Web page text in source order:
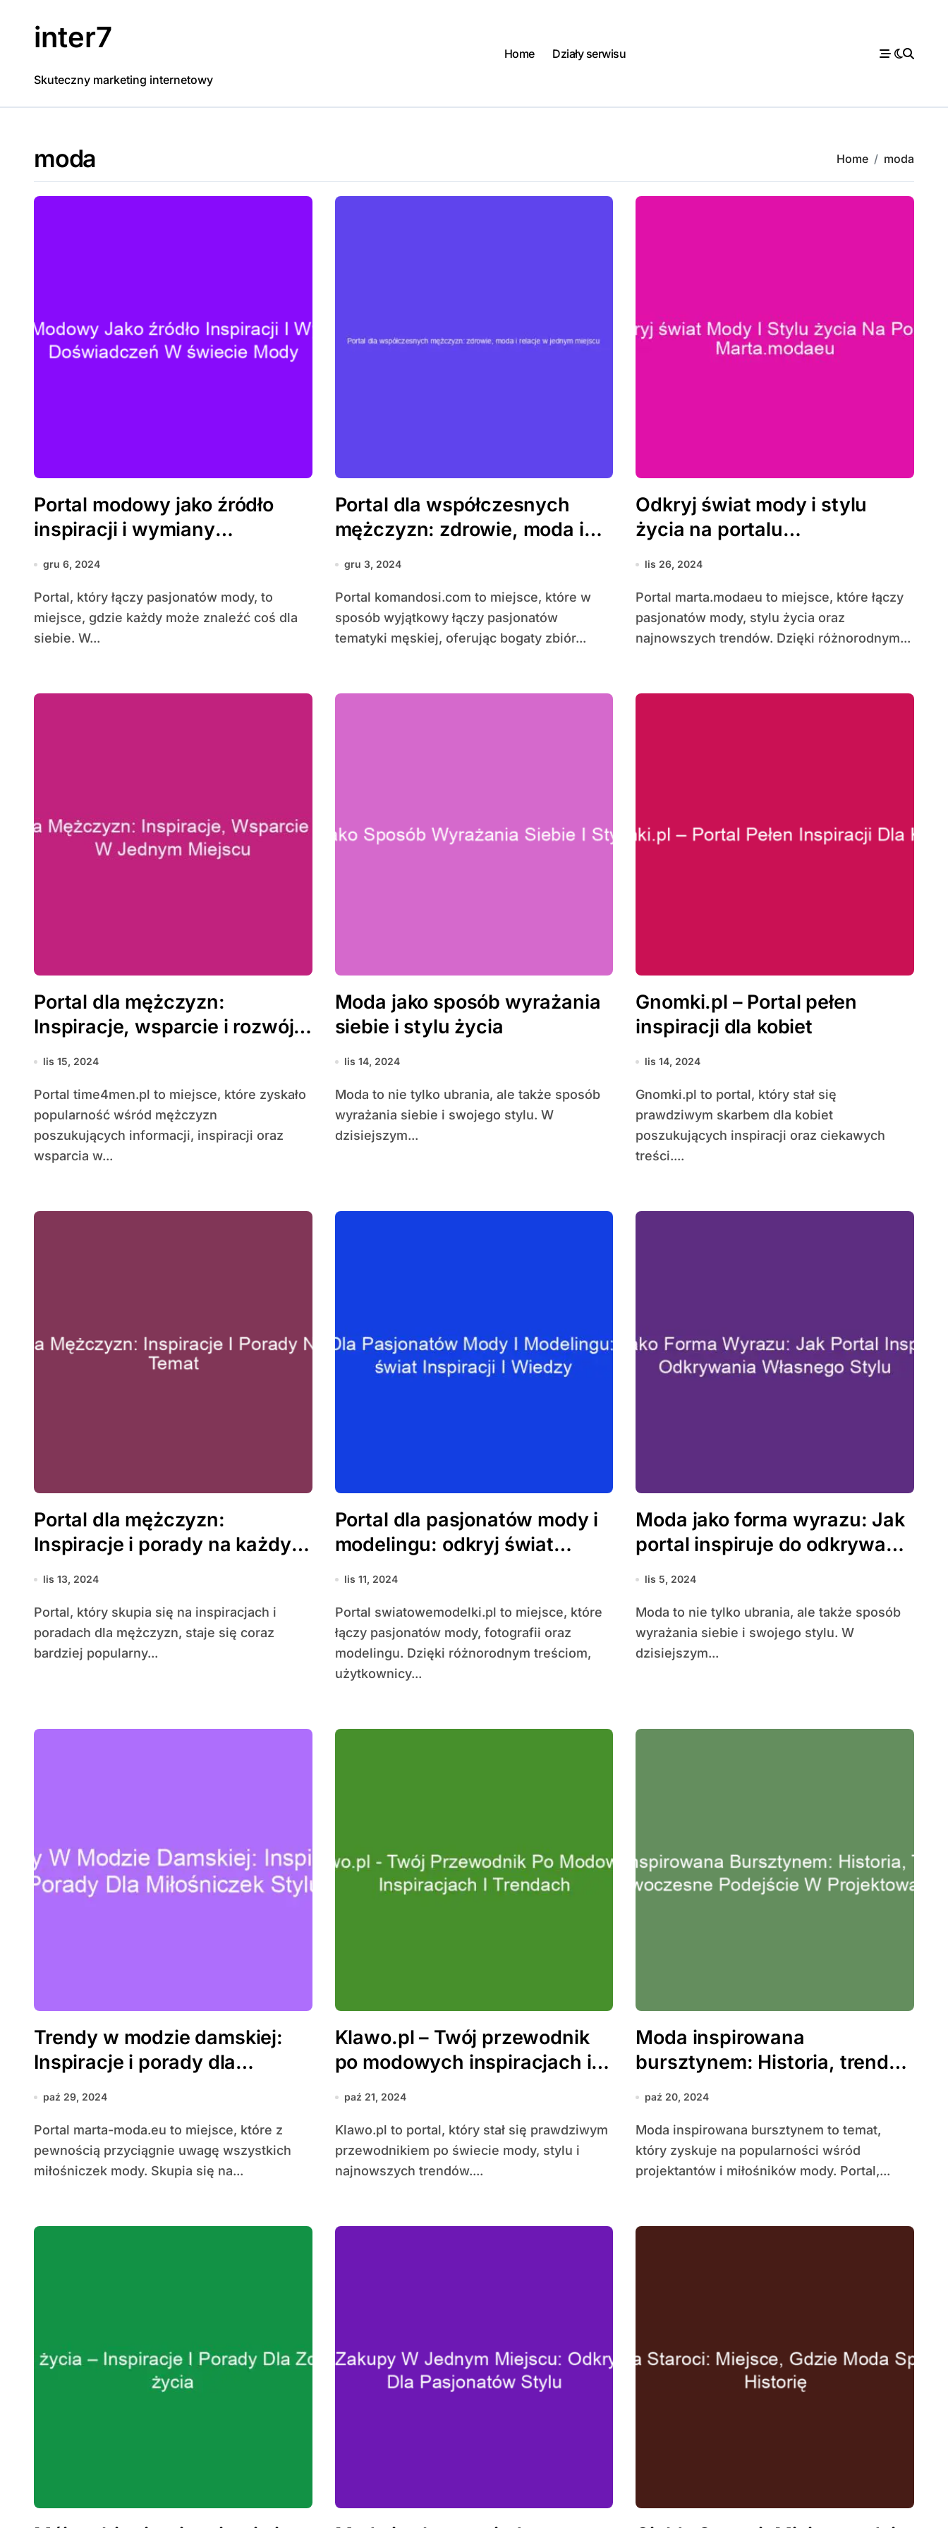
inter7
Skuteczny marketing internetowy
Home Działy serwisu
moda Home moda
Portal modowy jako źródło
inspiracji i wymiany
doświadczeń w świecie mody
gru 6, 2024
Portal, który łączy pasjonatów mody, to
miejsce, gdzie każdy może znaleźć coś dla
siebie. W...
Portal dla współczesnych
mężczyzn: zdrowie, moda i
relacje w jednym miejscu
gru 3, 2024
Portal komandosi.com to miejsce, które w
sposób wyjątkowy łączy pasjonatów
tematyki męskiej, oferując bogaty zbiór...
Odkryj świat mody i stylu
życia na portalu
marta.modaeu
lis 26, 2024
Portal marta.modaeu to miejsce, które łączy
pasjonatów mody, stylu życia oraz
najnowszych trendów. Dzięki różnorodnym...
Portal dla mężczyzn:
Inspiracje, wsparcie i rozwój
w jednym miejscu
lis 15, 2024
Portal time4men.pl to miejsce, które zyskało
popularność wśród mężczyzn
poszukujących informacji, inspiracji oraz
wsparcia w...
Moda jako sposób wyrażania
siebie i stylu życia
lis 14, 2024
Moda to nie tylko ubrania, ale także sposób
wyrażania siebie i swojego stylu. W
dzisiejszym...
Gnomki.pl – Portal pełen
inspiracji dla kobiet
lis 14, 2024
Gnomki.pl to portal, który stał się
prawdziwym skarbem dla kobiet
poszukujących inspiracji oraz ciekawych
treści....
Portal dla mężczyzn:
Inspiracje i porady na każdy
temat
lis 13, 2024
Portal, który skupia się na inspiracjach i
poradach dla mężczyzn, staje się coraz
bardziej popularny...
Portal dla pasjonatów mody i
modelingu: odkryj świat
inspiracji i wiedzy
lis 11, 2024
Portal swiatowemodelki.pl to miejsce, które
łączy pasjonatów mody, fotografii oraz
modelingu. Dzięki różnorodnym treściom,
użytkownicy...
Moda jako forma wyrazu: Jak
portal inspiruje do odkrywania
własnego stylu
lis 5, 2024
Moda to nie tylko ubrania, ale także sposób
wyrażania siebie i swojego stylu. W
dzisiejszym...
Trendy w modzie damskiej:
Inspiracje i porady dla
miłośniczek stylu
paź 29, 2024
Portal marta-moda.eu to miejsce, które z
pewnością przyciągnie uwagę wszystkich
miłośniczek mody. Skupia się na...
Klawo.pl – Twój przewodnik
po modowych inspiracjach i
trendach
paź 21, 2024
Klawo.pl to portal, który stał się prawdziwym
przewodnikiem po świecie mody, stylu i
najnowszych trendów....
Moda inspirowana
bursztynem: Historia, trendy i
nowoczesne podejście w
paź 20, 2024
Moda inspirowana bursztynem to temat,
który zyskuje na popularności wśród
projektantów i miłośników mody. Portal,...